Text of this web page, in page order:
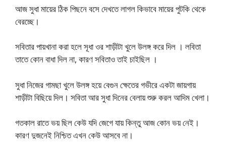
আজ সুধা মায়ের ঠিক পিছনে বসে দেখতে লাগল কিভাবে মায়ের পুটকি থেকে
বেরচ্ছে।
সবিতার পায়খানা করা হলে সূধা ওর শাড়ীটা খুলে উলঙ্গ করে দিল । লবিতা
তাতে কোন বাধা দিল না, কারণ সবিতাও তাই চাইছিল ।
সুধা নিজের গামছা খুলে উলঙ্গ হয়ে বেগুন ক্ষেতের গভীরে একটা জায়গায়
শাড়ীটা বিছিয়ে দিল। সবিতা আর সুধা দিনের বেলায় শুরু করল আদিম খেলা।
গতকাল রাতে ভয় ছিল কেউ যদি জেগে যায় কিন্তু আজ কোন ভয় নেই।
কারণ দুজনেই নিশ্চিত এখন কেউ আসবে না।